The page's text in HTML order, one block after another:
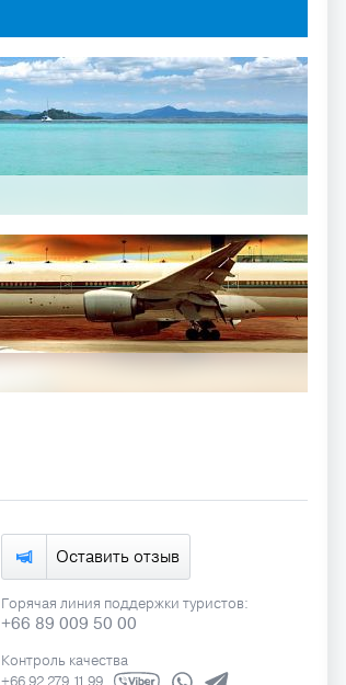
Оставить отзыв
Горячая линия поддержки туристов:
+66 89 009 50 00
Контроль качества